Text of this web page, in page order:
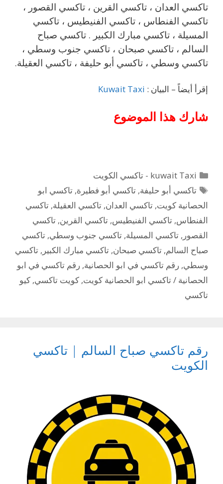
تاكسي العدان ، تاكسي القرين ، تاكسي القصور ،
تاكسي الفنطاس ، تاكسي الفنيطيس ، تاكسي
المسيلة ، تاكسي مبارك الكبير . تاكسي صباح
السالم ، تاكسي صبحان ، تاكسي جنوب وسطي ،
تاكسي وسطي ، تاكسي أبو حليفة ، تاكسي العقيلة.
إقرأ أيضاً – البيان : Kuwait Taxi
شارك هذا الموضوع
التصنيفات
kuwait Taxi - تاكسي الكويت
الوسوم
تاكسي أبو حليفة,تاكسي أبو فطيرة,تاكسي ابو
الحصانية كويت, تاكسي العدان, تاكسي العقيلة, تاكسي
الفنطاس, تاكسي الفنيطيس, تاكسي القرين, تاكسي
القصور , تاكسي المسيلة, تاكسي جنوب وسطي, تاكسي
صباح السالم, تاكسي صبحان, تاكسي مبارك الكبير , تاكسي
وسطي, رقم تاكسي في ابو الحصانية, رقم تاكسي في ابو
الحصانية / تاكسي ابو الحصانية كويت, كويت تاكسي, كيو
تاكسي
رقم تاكسي صباح السالم | تاكسي
الكويت